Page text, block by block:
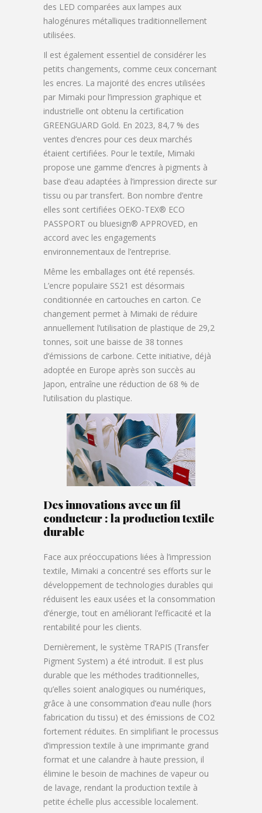
des LED comparées aux lampes aux
halogénures métalliques traditionnellement
utilisées.
Il est également essentiel de considérer les
petits changements, comme ceux concernant
les encres. La majorité des encres utilisées
par Mimaki pour l’impression graphique et
industrielle ont obtenu la certification
GREENGUARD Gold. En 2023, 84,7 % des
ventes d’encres pour ces deux marchés
étaient certifiées. Pour le textile, Mimaki
propose une gamme d’encres à pigments à
base d’eau adaptées à l’impression directe sur
tissu ou par transfert. Bon nombre d’entre
elles sont certifiées OEKO-TEX® ECO
PASSPORT ou bluesign® APPROVED, en
accord avec les engagements
environnementaux de l’entreprise.
Même les emballages ont été repensés.
L’encre populaire SS21 est désormais
conditionnée en cartouches en carton. Ce
changement permet à Mimaki de réduire
annuellement l’utilisation de plastique de 29,2
tonnes, soit une baisse de 38 tonnes
d’émissions de carbone. Cette initiative, déjà
adoptée en Europe après son succès au
Japon, entraîne une réduction de 68 % de
l’utilisation du plastique.
Des innovations avec un fil
conducteur : la production textile
durable
Face aux préoccupations liées à l’impression
textile, Mimaki a concentré ses efforts sur le
développement de technologies durables qui
réduisent les eaux usées et la consommation
d’énergie, tout en améliorant l’efficacité et la
rentabilité pour les clients.
Dernièrement, le système TRAPIS (Transfer
Pigment System) a été introduit. Il est plus
durable que les méthodes traditionnelles,
qu’elles soient analogiques ou numériques,
grâce à une consommation d’eau nulle (hors
fabrication du tissu) et des émissions de CO2
fortement réduites. En simplifiant le processus
d’impression textile à une imprimante grand
format et une calandre à haute pression, il
élimine le besoin de machines de vapeur ou
de lavage, rendant la production textile à
petite échelle plus accessible localement.